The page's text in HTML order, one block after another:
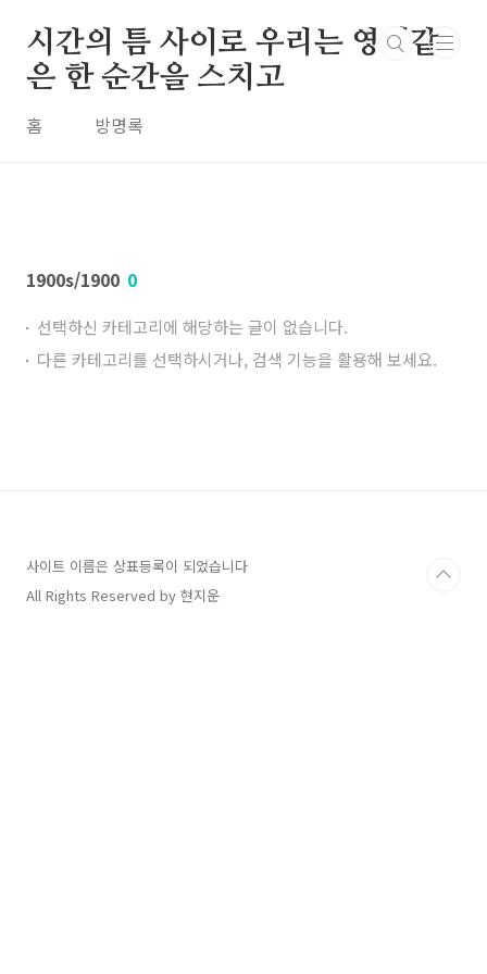
시간의 틈 사이로 우리는 영원같
은 한 순간을 스치고
홈 방명록
1900s/1900 0
선택하신 카테고리에 해당하는 글이 없습니다.
다른 카테고리를 선택하시거나, 검색 기능을 활용해 보세요.
사이트 이름은 상표등록이 되었습니다
All Rights Reserved by 현지운